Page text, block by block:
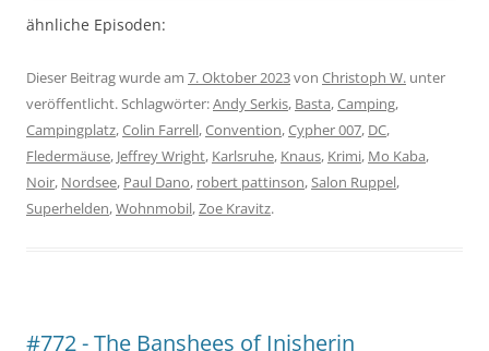
ähnliche Episoden:
Dieser Beitrag wurde am 7. Oktober 2023von Christoph W. unter
veröffentlicht. Schlagwörter:Andy Serkis, Basta,Camping,
Campingplatz,Colin Farrell,Convention,Cypher 007, DC,
Fledermäuse, Jeffrey Wright, Karlsruhe, Knaus, Krimi, Mo Kaba,
Noir, Nordsee, Paul Dano, robert pattinson,Salon Ruppel,
Superhelden,Wohnmobil,Zoe Kravitz.
#772 - The Banshees of Inisherin